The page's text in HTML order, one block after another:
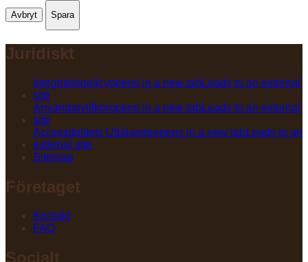
Avbryt Spara
Juridiskt
Integritetspolicyopens in a new tabLeads to an external
site
Användarvillkoropens in a new tabLeads to an external
site
Accessibilitets Uttalandeopens in a new tabLeads to an
external site
Sitemap
Företaget
Kontakt
FAQ
Socialt